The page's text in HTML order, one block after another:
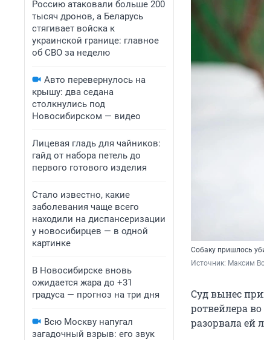
Россию атаковали больше 200
тысяч дронов, а Беларусь
стягивает войска к
украинской границе: главное
об СВО за неделю
Авто перевернулось на
крышу: два седана
столкнулись под
Новосибирском — видео
Лицевая гладь для чайников:
гайд от набора петель до
первого готового изделия
Стало известно, какие
заболевания чаще всего
находили на диспансеризации
у новосибирцев — в одной
картинке
В Новосибирске вновь
ожидается жара до +31
градуса — прогноз на три дня
Всю Москву напугал
загадочный взрыв: его звук
Собаку пришлось
Источник: Максим
Суд вынес
ротвейлера
разорвала ей